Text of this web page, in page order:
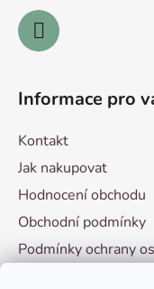
Informace pro
Kontakt
Jak nakupovat
Hodnocení obchodu
Obchodní podmínky
Podmínky ochrany